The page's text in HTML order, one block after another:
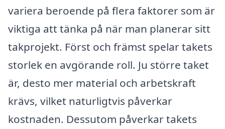
variera beroende på flera faktorer som är
viktiga att tänka på när man planerar sitt
takprojekt. Först och främst spelar takets
storlek en avgörande roll. Ju större taket
är, desto mer material och arbetskraft
krävs, vilket naturligtvis påverkar
kostnaden. Dessutom påverkar takets